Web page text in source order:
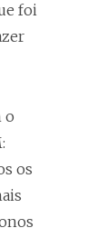
foi
o
os